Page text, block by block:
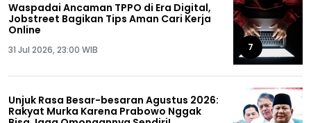
Waspadai Ancaman TPPO di Era Digital,
Jobstreet Bagikan Tips Aman Cari Kerja
Online
31 Jul 2026, 23:00 WIB 7
Unjuk Rasa Besar-besaran Agustus 2026:
Rakyat Murka Karena Prabowo Nggak